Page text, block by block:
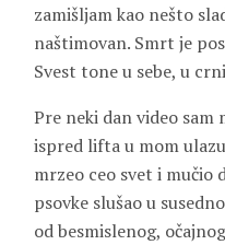
zamišljam kao nešto
naštimovan. Smrt je
Svest tone u sebe, u
Pre neki dan video sam
ispred lifta u mom
mrzeo ceo svet i mučio
psovke slušao u
od besmislenog,